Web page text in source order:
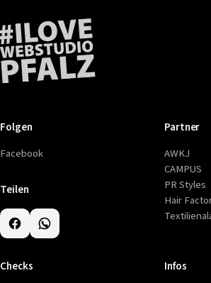
Folgen
Facebook
Teilen
Partner
AWKJ
CAMPUS
PR Styles
Hair
Checks Infos